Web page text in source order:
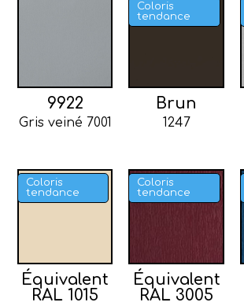
9922
Gris veiné 7001
Coloris
tendance
Brun
1247
Coloris
tendance
Équivalent
RAL 1015
Coloris
tendance
Équivalent
RAL 3005